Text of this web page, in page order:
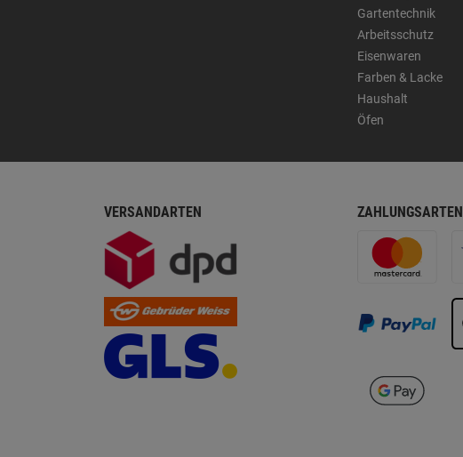
Gartentechnik
Arbeitsschutz
Eisenwaren
Farben & Lacke
Haushalt
Öfen
VERSANDARTEN ZAHLUNGSARTEN